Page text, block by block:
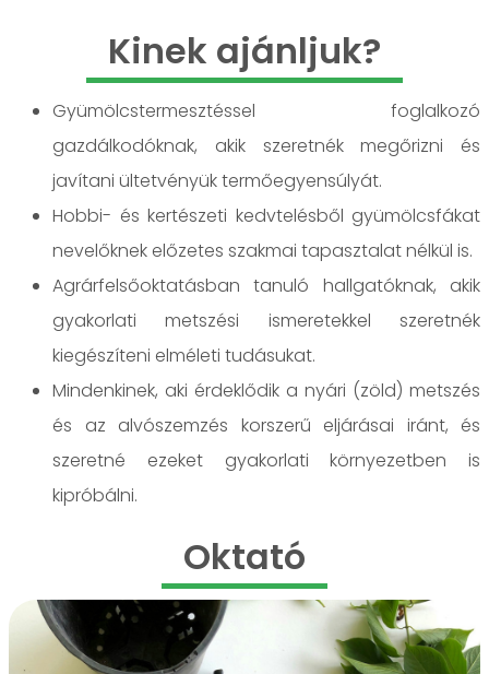
Kinek ajánljuk?
Gyümölcstermesztéssel foglalkozó
gazdálkodóknak, akik szeretnék megőrizni és
javítani ültetvényük termőegyensúlyát.
Hobbi- és kertészeti kedvtelésből gyümölcsfákat
nevelőknek előzetes szakmai tapasztalat nélkül is.
Agrárfelsőoktatásban tanuló hallgatóknak, akik
gyakorlati metszési ismeretekkel szeretnék
kiegészíteni elméleti tudásukat.
Mindenkinek, aki érdeklődik a nyári (zöld) metszés
és az alvószemzés korszerű eljárásai iránt, és
szeretné ezeket gyakorlati környezetben is
kipróbálni.
Oktató